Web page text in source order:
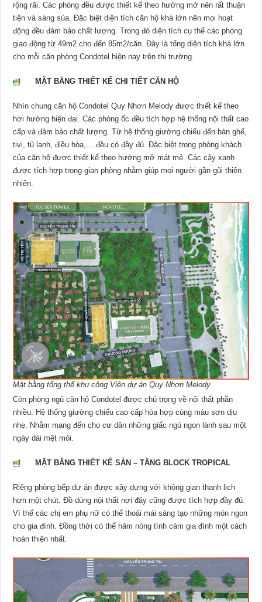
rộng rãi. Các phòng đều được thiết kế theo hướng mở nên rất thuận
tiện và sáng sủa. Đặc biệt diện tích căn hộ khá lớn nên mọi hoạt
động đều đảm bảo chất lượng. Trong đó diện tích cụ thể các phòng
giao động từ 49m2 cho đến 85m2/căn. Đây là tổng diện tích khá lớn
cho mỗi căn phòng Condotel hiện nay trên thị trường.
MẶT BẰNG THIẾT KẾ CHI TIẾT CĂN HỘ
Nhìn chung căn hộ Condotel Quy Nhơn Melody được thiết kế theo
hơi hướng hiện đại. Các phòng ốc đều tích hợp hệ thống nội thất cao
cấp và đảm bảo chất lượng. Từ hệ thống giường chiếu đến bàn ghế,
tivi, tủ lạnh, điều hòa,….đều có đầy đủ. Đặc biệt trong phòng khách
của căn hộ được thiết kế theo hướng mở mát mẻ. Các cây xanh
được tích hợp trong gian phòng nhằm giúp mọi người gần gũi thiên
nhiên.
Mặt bằng tổng thể khu công Viên dự án Quy Nhơn Melody
Còn phòng ngủ căn hộ Condotel được chú trọng về nội thất phần
nhiều. Hệ thống giường chiếu cao cấp hòa hợp cùng màu sơn dịu
nhẹ. Nhằm mang đến cho cư dân những giấc ngủ ngon lành sau một
ngày dài mệt mỏi.
MẶT BẰNG THIẾT KẾ SÀN – TẦNG BLOCK TROPICAL
Riêng phòng bếp dự án được xây dựng với không gian thanh lịch
hơn một chút. Đồ dùng nội thất nơi đây cũng được tích hợp đầy đủ.
Vì thế các chị em phụ nữ có thể thoải mái sáng tạo những món ngon
cho gia đình. Đồng thời có thể hâm nóng tình cảm gia đình một cách
hoàn thiện nhất.